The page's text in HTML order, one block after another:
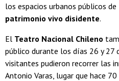
los espacios urbanos públicos
patrimonio vivo disidente.
El Teatro Nacional Chileno
público durante los días 26 y 27
visitantes pudieron recorrer las
Antonio Varas, lugar que hace